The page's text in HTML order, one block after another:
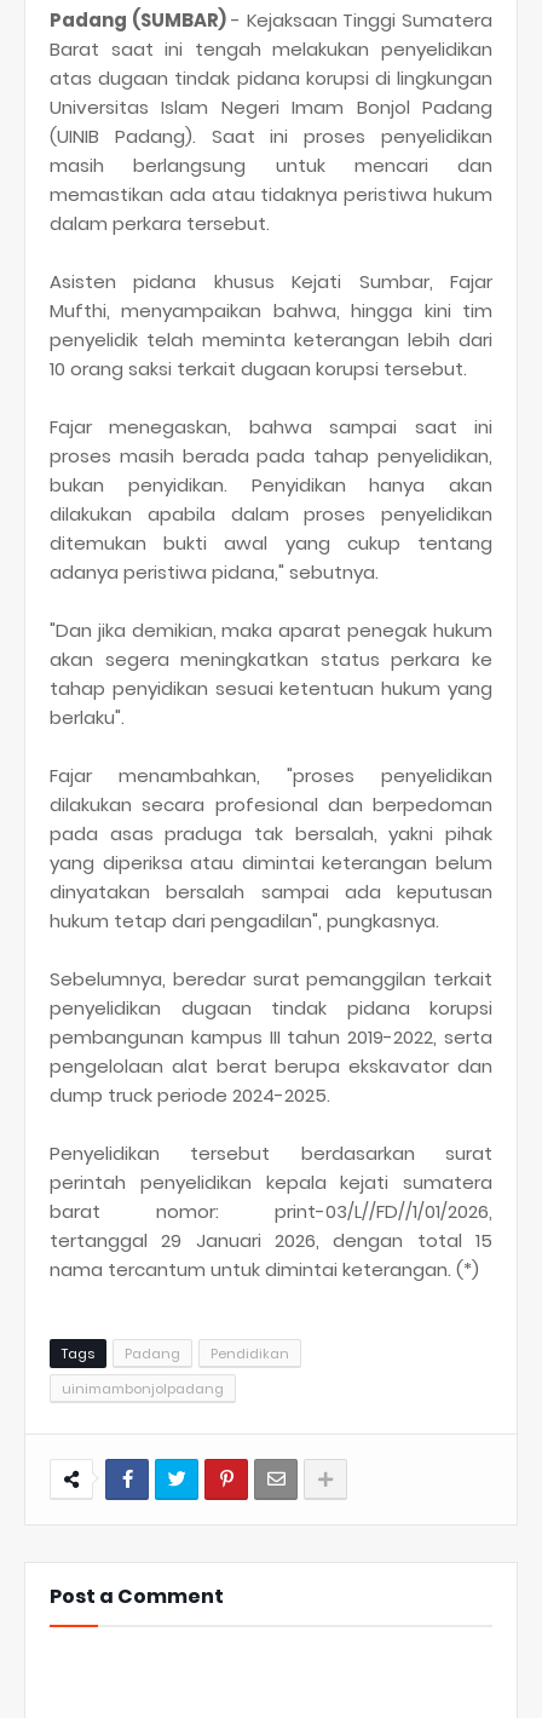
Padang (SUMBAR)- Kejaksaan Tinggi Sumatera
Barat saat ini tengah melakukan penyelidikan
atas dugaan tindak pidana korupsi di lingkungan
Universitas Islam Negeri Imam Bonjol Padang
(UINIB Padang). Saat ini proses penyelidikan
masih berlangsung untuk mencari dan
memastikan ada atau tidaknya peristiwa hukum
dalam perkara tersebut.
Asisten pidana khusus Kejati Sumbar, Fajar
Mufthi, menyampaikan bahwa, hingga kini tim
penyelidik telah meminta keterangan lebih dari
10 orang saksi terkait dugaan korupsi tersebut.
Fajar menegaskan, bahwa sampai saat ini
proses masih berada pada tahap penyelidikan,
bukan penyidikan. Penyidikan hanya akan
dilakukan apabila dalam proses penyelidikan
ditemukan bukti awal yang cukup tentang
adanya peristiwa pidana," sebutnya.
"Dan jika demikian, maka aparat penegak hukum
akan segera meningkatkan status perkara ke
tahap penyidikan sesuai ketentuan hukum yang
berlaku".
Fajar menambahkan, "proses penyelidikan
dilakukan secara profesional dan berpedoman
pada asas praduga tak bersalah, yakni pihak
yang diperiksa atau dimintai keterangan belum
dinyatakan bersalah sampai ada keputusan
hukum tetap dari pengadilan", pungkasnya.
Sebelumnya, beredar surat pemanggilan terkait
penyelidikan dugaan tindak pidana korupsi
pembangunan kampus III tahun 2019-2022, serta
pengelolaan alat berat berupa ekskavator dan
dump truck periode 2024-2025.
Penyelidikan tersebut berdasarkan surat
perintah penyelidikan kepala kejati sumatera
barat nomor: print-03/L//FD//1/01/2026,
tertanggal 29 Januari 2026, dengan total 15
nama tercantum untuk dimintai keterangan. (*)
Tags Padang
Pendidikan
uinimambonjolpadang
Post a Comment